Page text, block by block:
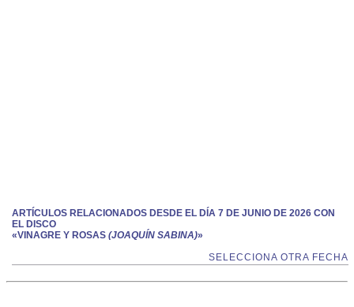
ARTÍCULOS RELACIONADOS DESDE EL DÍA 7 DE JUNIO DE 2026 CON
EL DISCO
«VINAGRE Y ROSAS (JOAQUÍN SABINA)»
SELECCIONA OTRA FECHA